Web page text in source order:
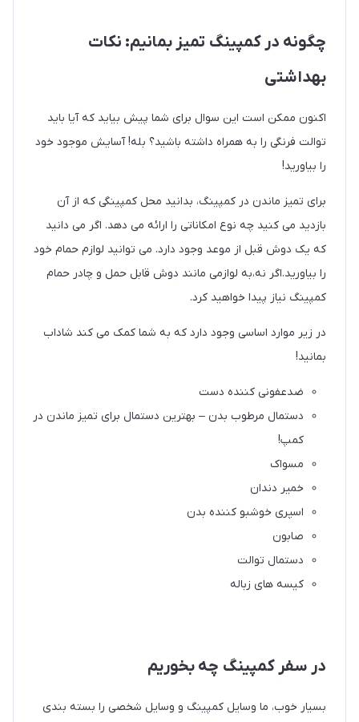
چگونه در کمپینگ تمیز بمانیم: نکات
بهداشتی
اکنون ممکن است این سوال برای شما پیش بیاید که آیا باید
توالت فرنگی را به همراه داشته باشید؟ بله! آسایش موجود خود
را بیاورید!
برای تمیز ماندن در کمپینگ، بدانید محل کمپینگی که از آن
بازدید می کنید چه نوع امکاناتی را ارائه می دهد. اگر می دانید
که یک دوش قبل از موعد وجود دارد. می توانید لوازم حمام خود
را بیاورید.اگر نه،به لوازمی مانند دوش قابل حمل و چادر حمام
کمپینگ نیاز پیدا خواهید کرد.
در زیر موارد اساسی وجود دارد که به شما کمک می کند شاداب
بمانید!
ضدعفونی کننده دست
دستمال مرطوب بدن – بهترین دستمال برای تمیز ماندن در
کمپ!
مسواک
خمیر دندان
اسپری خوشبو کننده بدن
صابون
دستمال توالت
کیسه های زباله
در سفر کمپینگ چه بخوریم
بسیار خوب، ما وسایل کمپینگ و وسایل شخصی را بسته بندی